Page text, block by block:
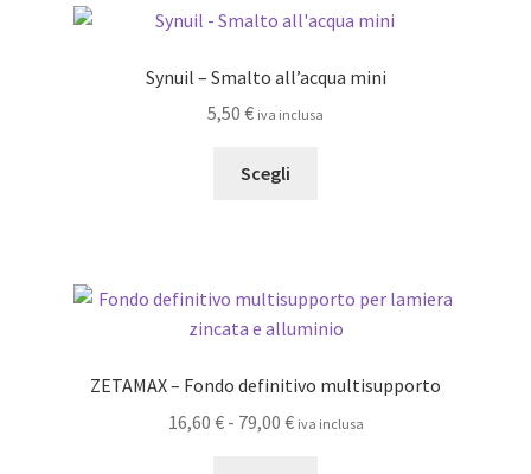
Le
possono
essere
Synuil – Smalto all’acqua mini
5,50 € iva inclusa
Scegli
Le
opzioni
essere
scelte
ZETAMAX – Fondo definitivo multisupporto
16,60 € - 79,00 €Fascia
iva inclusa